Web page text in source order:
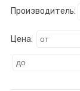
Производитель:
Цена: